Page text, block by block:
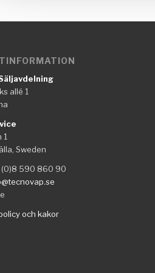
allé 1
1
Sweden
(0)8 590 860 90
och kakor